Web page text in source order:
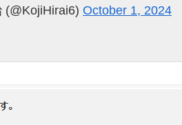
October 1, 2024